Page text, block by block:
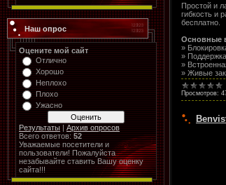
Наш опрос
Оцените мой сайт
Отлично
Хорошо
Неплохо
Плохо
Ужасно
Результаты
Архив опросов
Всего ответов: 52
Уважаемые посетители и
пользователи! Пожалуйста
незабывайте ставить Вашу оценку
сайта!!!
Простой и
гибкость и
бесплатно.
Основные
»
»
»
» Живые
Просмотров: